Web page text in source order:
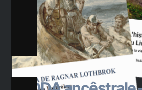
Ajouter au panier